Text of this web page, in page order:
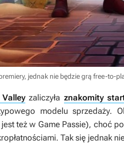
jednak nie będzie grą free-to-
zaliczyła znakomity
modelu sprzedaży.
jest też w Game Passie), choć
Tak się jednak